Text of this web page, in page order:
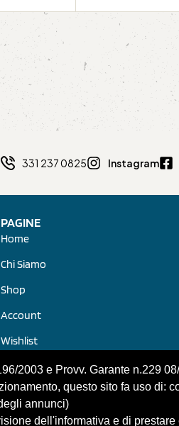
2003 e Provv. Garante n.229
questo sito fa uso di:
annunci)
dell'informativa e di
331 237 0825 Instagram
PAGINE
Home
Chi Siamo
Shop
Account
Wishlist
Contatti